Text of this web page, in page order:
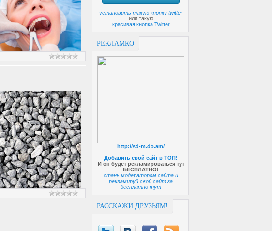
установить такую кнопку twitter
или такую
красивая кнопка Twitter
РЕКЛАМКО
http://sd-m.do.am/
Добавить свой сайт в ТОП!
И он будет рекламироваться тут
БЕСПЛАТНО!
стань модератором сайта и
рекламируй свой сайт за
бесплатно тут
РАССКАЖИ ДРУЗЬЯМ!